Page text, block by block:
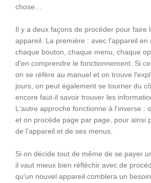
chose…
Il y a deux façons de procéder pour faire
appareil. La première : avec l'appareil en
chaque bouton, chaque menu, chaque
d'en comprendre le fonctionnement. Si
on se réfère au manuel et on trouve
jours, on peut également se tourner du
encore faut-il savoir trouver les
L'autre approche fonctionne à l'inverse :
et on procède page par page, pour ainsi
de l'appareil et de ses menus.
Si on décide tout de même de se payer
il vaut mieux bien réfléchir avec de
qu'un nouvel appareil comblera un